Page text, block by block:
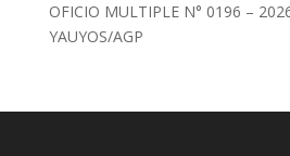
OFICIO MULTIPLE N° 0196 –
YAUYOS/AGP